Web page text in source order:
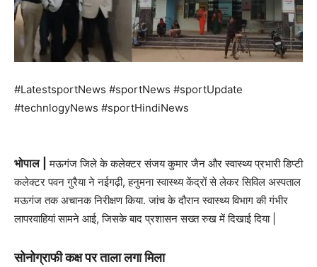
#LatestsportNews #sportNews #sportUpdate
#technlogyNews #sportHindiNews
भोपाल |मऊगंज जिले के कलेक्टर संजय कुमार जैन और स्वास्थ्य प्रभारी डिप्टी
कलेक्टर पवन गुरैया ने नईगढ़ी, हनुमना स्वास्थ्य केंद्रों से लेकर सिविल अस्पताल
मऊगंज तक अचानक निरीक्षण किया. जांच के दौरान स्वास्थ्य विभाग की गंभीर
लापरवाहियां सामने आई, जिसके बाद प्रशासन सख्त रुख में दिखाई दिया |
सोनोग्राफी कक्ष पर ताला लगा मिला